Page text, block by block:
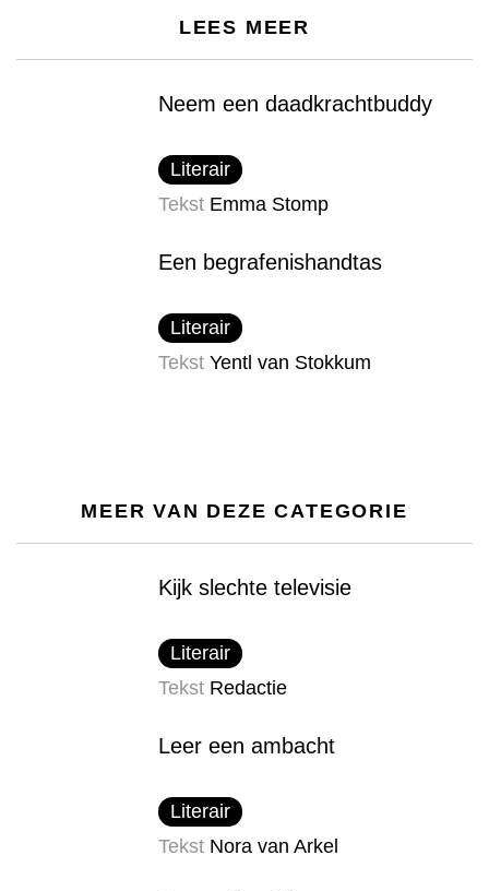
LEES MEER
Neem een daadkracht​buddy
Literair
Tekst Emma Stomp
Een begrafenis​handtas
Literair
Tekst Yentl van Stokkum
MEER VAN DEZE CATEGORIE
Kijk slechte televisie
Literair
Tekst Redactie
Leer een ambacht
Literair
Tekst Nora van Arkel